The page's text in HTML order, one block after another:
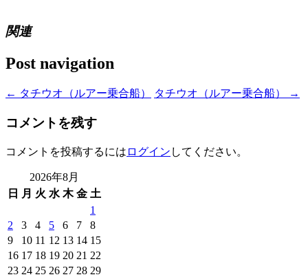
関連
Post navigation
← タチウオ（ルアー乗合船） タチウオ（ルアー乗合船） →
コメントを残す
コメントを投稿するには ログイン してください。
2026年8月
日
月 火 水 木 金 土
1
2
3 4 5 6 7
8
9
10 11 12 13 14 15
16 17 18 19 20 21 22
23 24 25 26 27 28 29